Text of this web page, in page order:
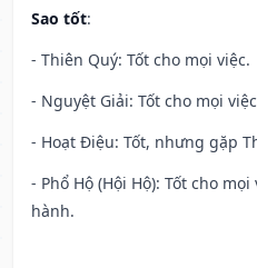
Sao tốt:
- Thiên Quý: Tốt cho mọi việc.
- Nguyệt Giải: Tốt cho mọi
- Hoạt Điệu: Tốt, nhưng gặp
- Phổ Hộ (Hội Hộ): Tốt cho
hành.